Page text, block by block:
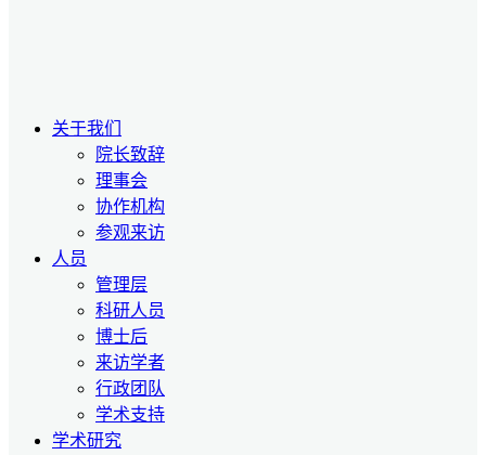
关于我们
院长致辞
理事会
协作机构
参观来访
人员
管理层
科研人员
博士后
来访学者
行政团队
学术支持
学术研究